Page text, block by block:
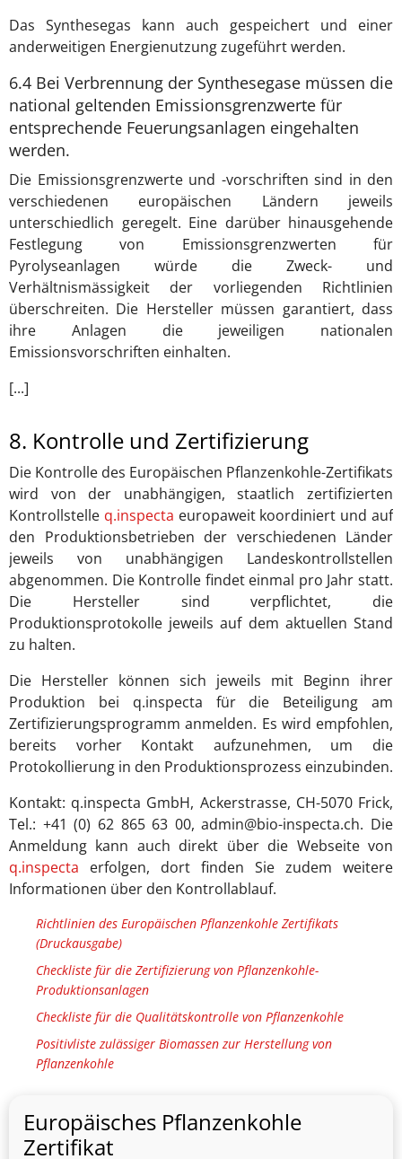
Das Synthesegas kann auch gespeichert und einer
anderweitigen Energienutzung zugeführt werden.
6.4 Bei Verbrennung der Synthesegase müssen die
national geltenden Emissionsgrenzwerte für
entsprechende Feuerungsanlagen eingehalten
werden.
Die Emissionsgrenzwerte und -vorschriften sind in den
verschiedenen europäischen Ländern jeweils
unterschiedlich geregelt. Eine darüber hinausgehende
Festlegung von Emissionsgrenzwerten für
Pyrolyseanlagen würde die Zweck- und
Verhältnismässigkeit der vorliegenden Richtlinien
überschreiten. Die Hersteller müssen garantiert, dass
ihre Anlagen die jeweiligen nationalen
Emissionsvorschriften einhalten.
[...]
8. Kontrolle und Zertifizierung
Die Kontrolle des Europäischen Pflanzenkohle-Zertifikats
wird von der unabhängigen, staatlich zertifizierten
Kontrollstelle q.inspecta europaweit koordiniert und auf
den Produktionsbetrieben der verschiedenen Länder
jeweils von unabhängigen Landeskontrollstellen
abgenommen. Die Kontrolle findet einmal pro Jahr statt.
Die Hersteller sind verpflichtet, die
Produktionsprotokolle jeweils auf dem aktuellen Stand
zu halten.
Die Hersteller können sich jeweils mit Beginn ihrer
Produktion bei q.inspecta für die Beteiligung am
Zertifizierungsprogramm anmelden. Es wird empfohlen,
bereits vorher Kontakt aufzunehmen, um die
Protokollierung in den Produktionsprozess einzubinden.
Kontakt: q.inspecta GmbH, Ackerstrasse, CH-5070 Frick,
Tel.: +41 (0) 62 865 63 00, admin@bio-inspecta.ch. Die
Anmeldung kann auch direkt über die Webseite von
q.inspecta erfolgen, dort finden Sie zudem weitere
Informationen über den Kontrollablauf.
Richtlinien des Europäischen Pflanzenkohle Zertifikats
(Druckausgabe)
Checkliste für die Zertifizierung von Pflanzenkohle-
Produktionsanlagen
Checkliste für die Qualitätskontrolle von Pflanzenkohle
Positivliste zulässiger Biomassen zur Herstellung von
Pflanzenkohle
Europäisches Pflanzenkohle
Zertifikat